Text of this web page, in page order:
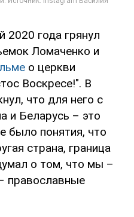
2020 года грянул
Ломаченко и
о церкви
Воскресе!". В
что для него с
и Беларусь – это
было понятия, что
страна, граница
о том, что мы –
православные